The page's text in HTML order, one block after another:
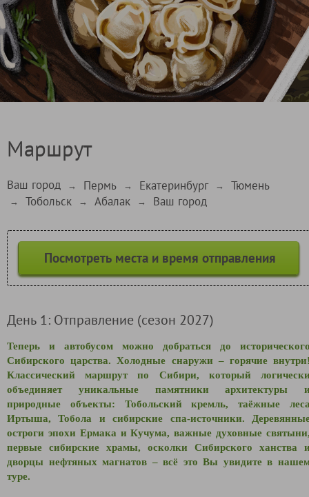
Маршрут
Ваш город → Пермь → Екатеринбург → Тюмень
→ Тобольск → Абалак → Ваш город
Посмотреть места и время отправления
День 1: Отправление (сезон 2027)
Теперь и автобусом можно добраться до
Сибирского царства. Холодные снаружи – горячие
Классический маршрут по Сибири, который
объединяет уникальные памятники архитектуры
природные объекты: Тобольский кремль, таёжные
Иртыша, Тобола и сибирские спа-источники.
остроги эпохи Ермака и Кучума, важные духовные
первые сибирские храмы, осколки Сибирского ханства
дворцы нефтяных магнатов – всё это Вы увидите в
туре.